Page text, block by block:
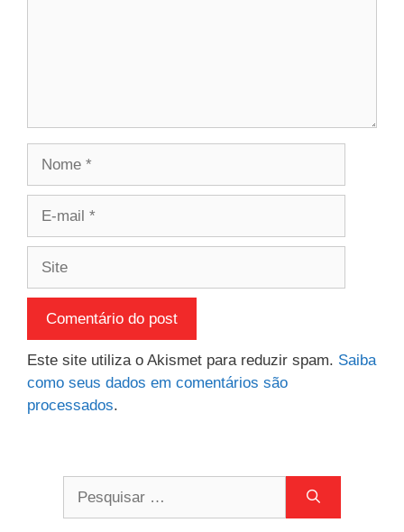
Este site utiliza o Akismet para reduzir spam. Saiba
como seus dados em comentários são
processados.